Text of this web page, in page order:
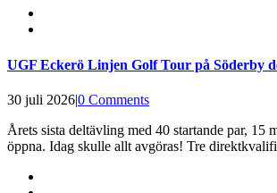
UGF Eckerö Linjen Golf Tour på Söderby
30 juli 2026|0 Comments
Årets sista deltävling med 40 startande par, 15
öppna. Idag skulle allt avgöras! Tre